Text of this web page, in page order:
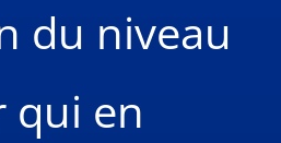
du niveau
qui en